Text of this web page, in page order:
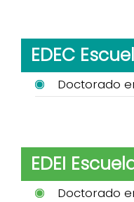
EDEC
Doctorado
EDEI
Doctorado